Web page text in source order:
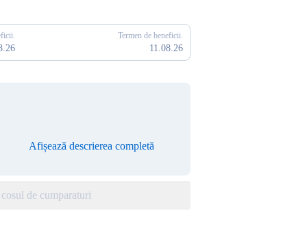
Termen de beneficii.
11.08.26
Afișează descrierea completă
de cumparaturi